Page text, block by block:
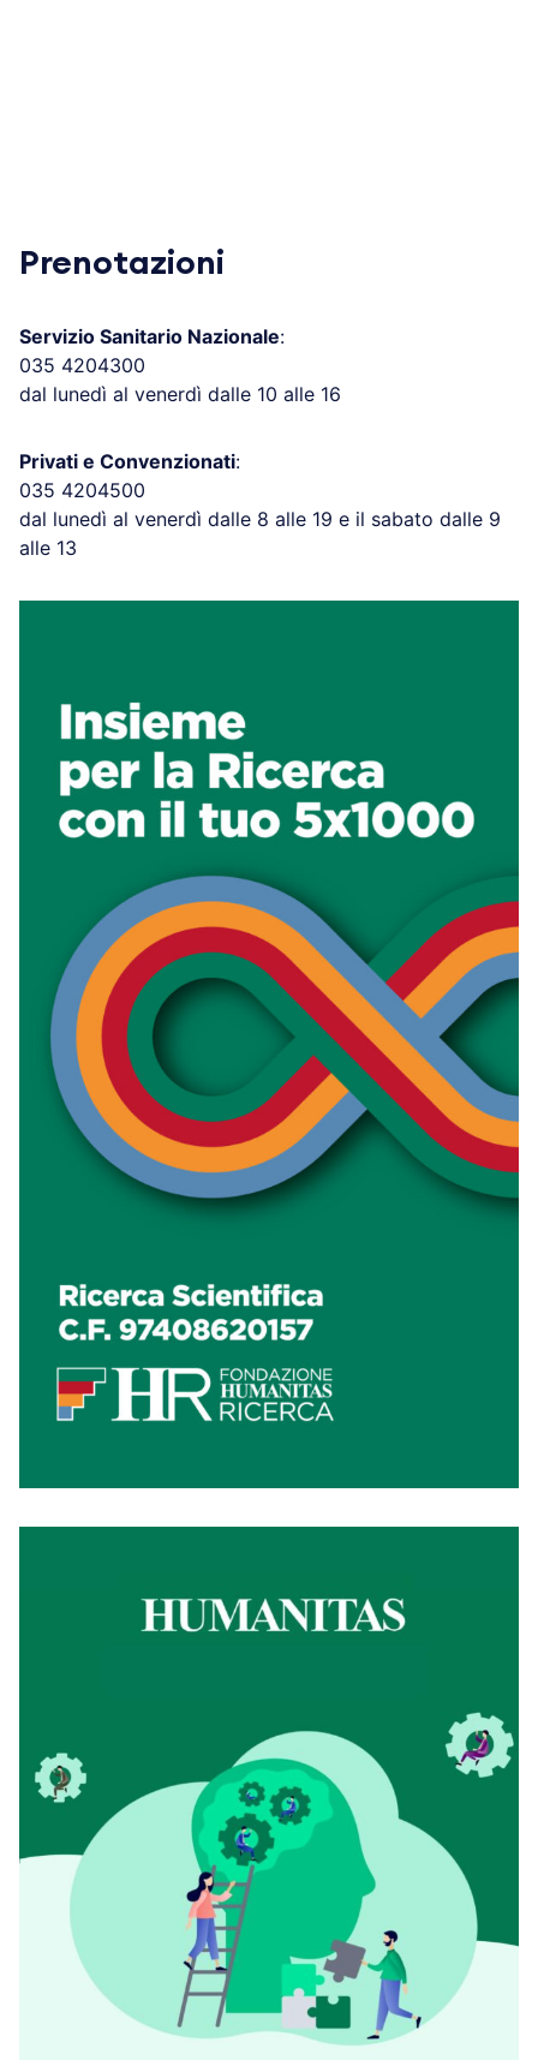
Prenotazioni
Servizio Sanitario Nazionale:
035 4204300
dal lunedì al venerdì dalle 10 alle 16
Privati e Convenzionati:
035 4204500
dal lunedì al venerdì dalle 8 alle 19 e il sabato dalle 9
alle 13